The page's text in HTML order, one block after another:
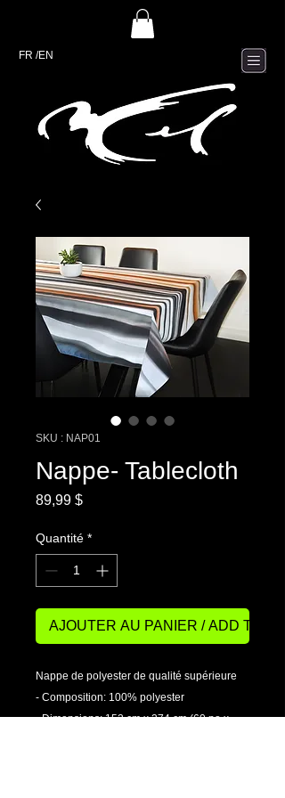
FR /EN
SKU : NAP01
Nappe- Tablecloth
89,99 $Prix
Quantité *
AJOUTER AU PANIER / ADD TO
Nappe de polyester de qualité supérieure
- Composition: 100% polyester
- Dimensions: 152 cm x 274 cm (60 po x